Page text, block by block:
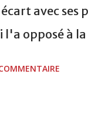
avec ses
l'a opposé à